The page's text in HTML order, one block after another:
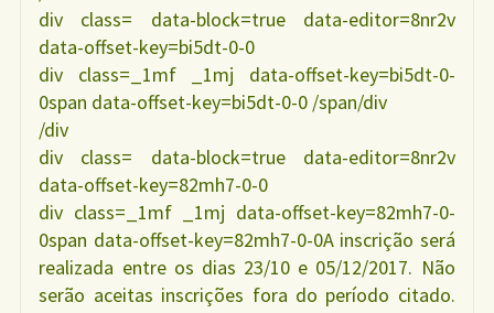
div class= data-block=true data-editor=8nr2v
data-offset-key=bi5dt-0-0
div class=_1mf _1mj data-offset-key=bi5dt-0-
0span data-offset-key=bi5dt-0-0 /span/div
/div
div class= data-block=true data-editor=8nr2v
data-offset-key=82mh7-0-0
div class=_1mf _1mj data-offset-key=82mh7-0-
0span data-offset-key=82mh7-0-0A inscrição será
realizada entre os dias 23/10 e 05/12/2017. Não
serão aceitas inscrições fora do período citado.